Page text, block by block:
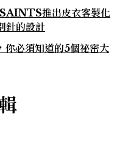
推出皮衣客製化
針的設計
必須知道的5個祕密大